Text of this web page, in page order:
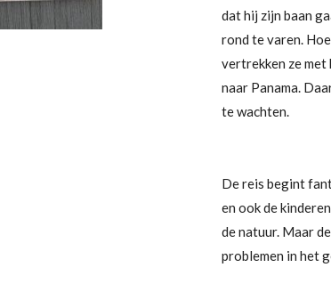
dat hij zijn baan
rond te varen.
vertrekken ze met
naar Panama.
te wachten.
De reis begint
en ook de
de natuur. Maar
problemen in het